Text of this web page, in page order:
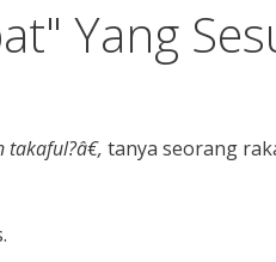
Yang
tanya seorang